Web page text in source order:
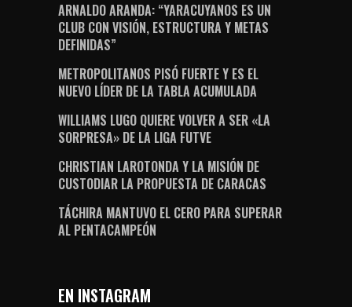
ARNALDO ARANDA: “YARACUYANOS ES UN
CLUB CON VISIÓN, ESTRUCTURA Y METAS
DEFINIDAS”
METROPOLITANOS PISÓ FUERTE Y ES EL
NUEVO LÍDER DE LA TABLA ACUMULADA
WILLIAMS LUGO QUIERE VOLVER A SER «LA
SORPRESA» DE LA LIGA FUTVE
CHRISTIAN LAROTONDA Y LA MISIÓN DE
CUSTODIAR LA PROPUESTA DE CARACAS
TÁCHIRA MANTUVO EL CERO PARA SUPERAR
AL PENTACAMPEÓN
EN INSTAGRAM